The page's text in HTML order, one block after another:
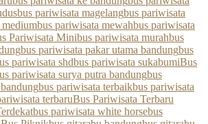
bus pariwisata magelangbus pariwisata
bus pariwisata mewahbus pariwisata
Pariwisata Minibus pariwisata murahbus
bus pariwisata pakar utama bandungbus
pariwisata shdbus pariwisata sukabumiBus
pariwisata surya putra bandungbus
bus pariwisata terbaikbus pariwisata
terbaruBus Pariwisata Terbaru
bus pariwisata white horsebus